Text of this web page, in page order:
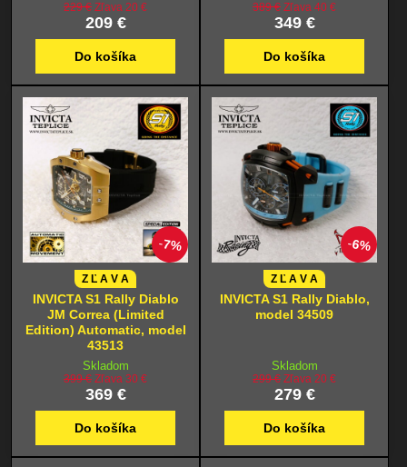
209 €
229 € Zľava 20 €
Do košíka
349 €
389 € Zľava 40 €
Do košíka
7%
Z Ľ A V A
INVICTA S1 Rally Diablo
JM Correa (Limited
Edition) Automatic, model
43513
Skladom
369 €
399 € Zľava 30 €
Do košíka
6%
Z Ľ A V A
INVICTA S1 Rally Diablo,
model 34509
Skladom
279 €
299 € Zľava 20 €
Do košíka